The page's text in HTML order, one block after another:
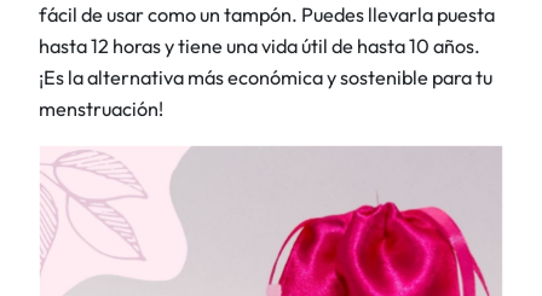
fácil de usar como un tampón. Puedes llevarla puesta
hasta 12 horas y tiene una vida útil de hasta 10 años.
¡Es la alternativa más económica y sostenible para tu
menstruación!